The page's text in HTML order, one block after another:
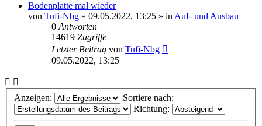
Bodenplatte mal wieder
von Tufi-Nbg » 09.05.2022, 13:25 » inAuf- und Ausbau
0Antworten
14619 Zugriffe
Letzter Beitrag von Tufi-Nbg
09.05.2022, 13:25
Anzeigen:
Sortiere nach:
Richtung: